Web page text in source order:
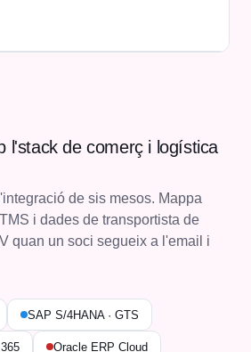
l'stack de comerç i logística
de sis mesos. Mappa
i dades de transportista de
quan un soci segueix a l'email i
SAP S/4HANA · GTS
Oracle ERP Cloud